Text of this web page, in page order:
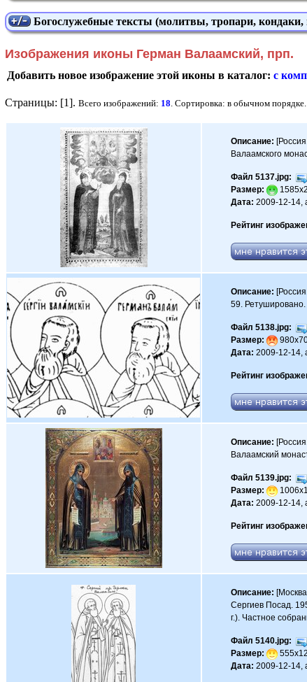
Богослужебные тексты (молитвы, тропари,
Изображения иконы Герман Валаамский, прп.
Добавить новое изображение этой иконы в каталог:с
Страницы: [1].Всего изображений: 18. Сортировка: в обычном порядке.
Описание:
Валаамского
Файл 5137.jpg:
Размер:
Дата: 2009-12-14,
Рейтинг
Описание:
59. Ретушировано.
Файл 5138.jpg:
Размер:
Дата: 2009-12-14,
Рейтинг
Описание:
Валаамский
Файл 5139.jpg:
Размер:
Дата: 2009-12-14,
Рейтинг
Описание:
Сергиев Посад.
г.). Частное
Файл 5140.jpg:
Размер:
Дата: 2009-12-14,